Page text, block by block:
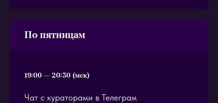
По пятницам
19:00 — 20:30 (мск)
Чат с кураторами в Телеграм